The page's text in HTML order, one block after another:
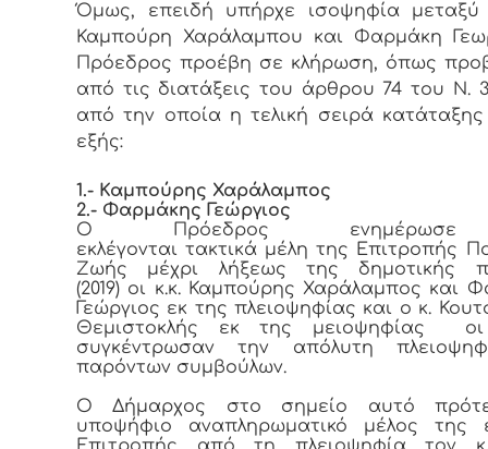
Όμως, επειδή υπήρχε ισοψηφία μεταξύ
Καμπούρη Χαράλαμπου και Φαρμάκη
Πρόεδρος προέβη σε κλήρωση, όπως
από τις διατάξεις του άρθρου 74 του Ν.
από την οποία η τελική σειρά
εξής:
1.- Καμπούρης Χαράλαμπος
2.- Φαρμάκης Γεώργιος
Ο Πρόεδρος
εκλέγονται τακτικά μέλη της Επιτροπής
Ζωής μέχρι λήξεως της δημοτικής
(2019) οι κ.κ. Καμπούρης Χαράλαμπος και
Γεώργιος εκ της πλειοψηφίας και ο κ.
Θεμιστοκλής εκ της μειοψηφίας
συγκέντρωσαν την απόλυτη
παρόντων συμβούλων.
Ο Δήμαρχος στο σημείο αυτό
υποψήφιο αναπληρωματικό μέλος της